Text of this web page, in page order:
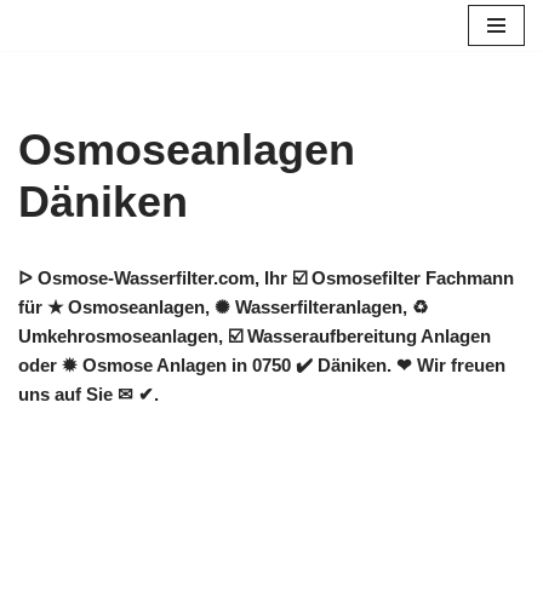
Osmoseanlagen
Däniken
ᐅ Osmose-Wasserfilter.com, Ihr ☑️ Osmosefilter Fachmann
für ★ Osmoseanlagen, ✺ Wasserfilteranlagen, ♻
Umkehrosmoseanlagen, ☑️ Wasseraufbereitung Anlagen
oder ✹ Osmose Anlagen in 0750 ✔️ Däniken. ❤ Wir freuen
uns auf Sie ✉ ✔.